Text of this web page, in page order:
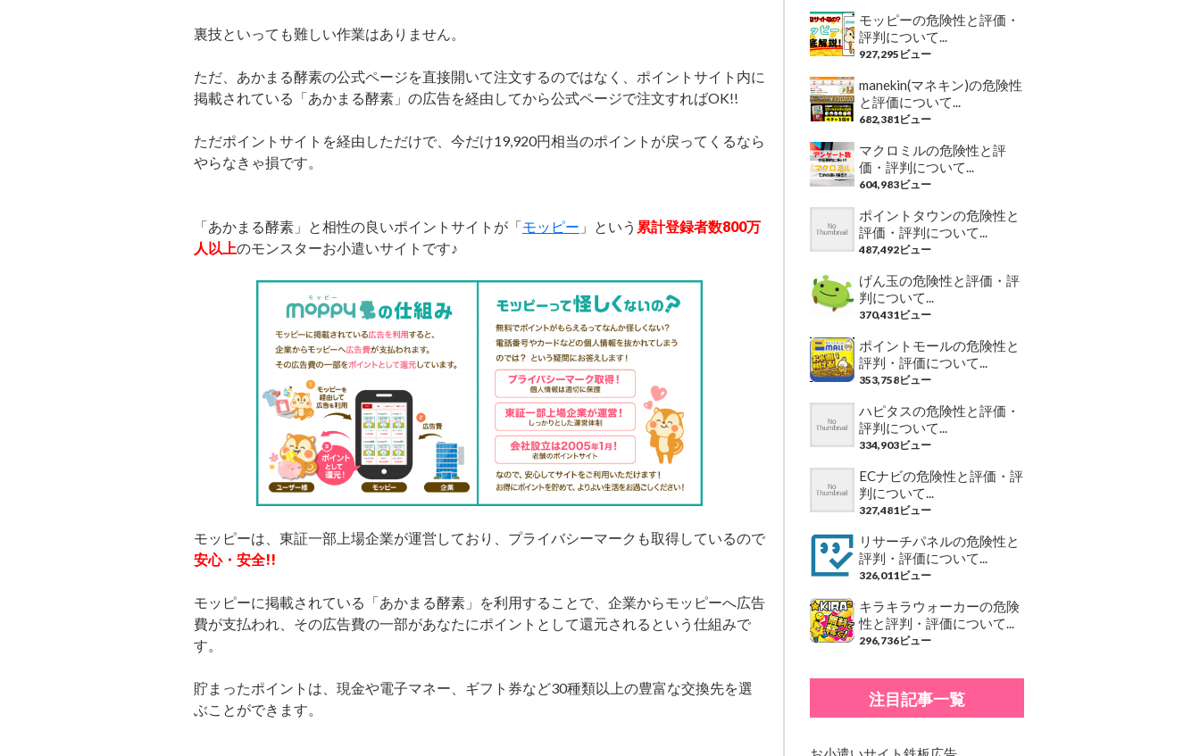
裏技といっても難しい作業はありません。
ただ、あかまる酵素の公式ページを直接開いて注文するのではなく、ポイントサイト内に
掲載されている「あかまる酵素」の広告を経由してから公式ページで注文すればOK!!
ただポイントサイトを経由しただけで、今だけ19,920円相当のポイントが戻ってくるなら
やらなきゃ損です。
「あかまる酵素」と相性の良いポイントサイトが「モッピー 」という 累計登録者数800万
人以上のモンスターお小遣いサイトです♪
モッピーは、東証一部上場企業が運営しており、プライバシーマークも取得しているので
安心・安全!!
モッピーに掲載されている「あかまる酵素」を利用することで、企業からモッピーへ広告
費が支払われ、その広告費の一部があなたにポイントとして還元されるという仕組みで
す。
貯まったポイントは、現金や電子マネー、ギフト券など30種類以上の豊富な交換先を選
ぶことができます。
モッピーの危険性と評価・
評判について...
927,295ビュー
manekin(マネキン)の危険性
と評価について...
682,381ビュー
マクロミルの危険性と評
価・評判について...
604,983ビュー
ポイントタウンの危険性と
評価・評判について...
487,492ビュー
げん玉の危険性と評価・評
判について...
370,431ビュー
ポイントモールの危険性と
評判・評価について...
353,758ビュー
ハピタスの危険性と評価・
評判について...
334,903ビュー
ECナビの危険性と評価・評
判について...
327,481ビュー
リサーチパネルの危険性と
評判・評価について...
326,011ビュー
キラキラウォーカーの危険
性と評判・評価について...
296,736ビュー
注目記事一覧